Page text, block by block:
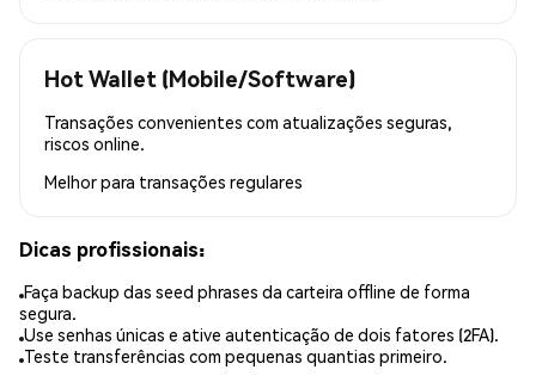
Hot Wallet (Mobile/Software)
Transações convenientes com atualizações seguras,
riscos online.
Melhor para transações regulares
Dicas profissionais:
Faça backup das seed phrases da carteira offline de forma
segura.
Use senhas únicas e ative autenticação de dois fatores (2FA).
Teste transferências com pequenas quantias primeiro.